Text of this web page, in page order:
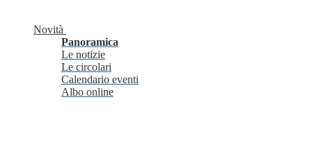
Novità
Panoramica
Le notizie
Le circolari
Calendario eventi
Albo online